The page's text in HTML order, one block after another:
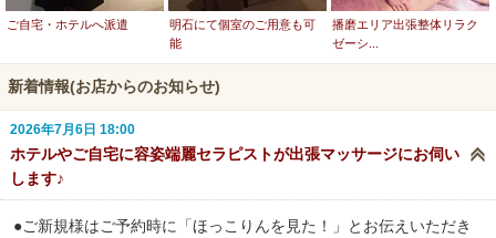
ご自宅・ホテルへ派遣
明石にて個室のご用意も可
能
播磨エリア出張整体リラク
ゼーシ...
新着情報(お店からのお知らせ)
2026年7月6日 18:00
ホテルやご自宅に容姿端麗セラピストが出張マッサージにお伺い
します♪
●ご新規様はご予約時に「ほっこりんを見た！」とお伝えいただき